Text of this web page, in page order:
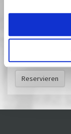
Reservieren